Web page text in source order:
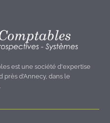
est une société d'expertise
d’Annecy, dans le